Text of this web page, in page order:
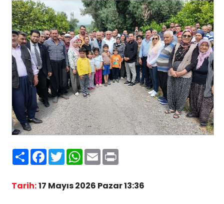
PaylaşFacebook
TwitterWhatsApp
EmailPrint
Tarih:17 Mayıs 2026 Pazar 13:36